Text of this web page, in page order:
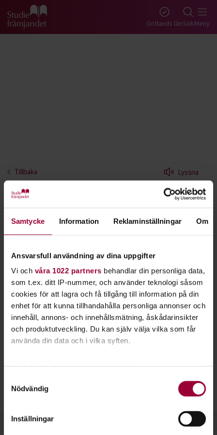
Samtycke Information Reklaminställningar Om
Ansvarsfull användning av dina uppgifter
Vi och våra 1022 partners behandlar din personliga data,
som t.ex. ditt IP-nummer, och använder teknologi såsom
cookies för att lagra och få tillgång till information på din
enhet för att kunna tillhandahålla personliga annonser och
innehåll, annons- och innehållsmätning, åskådarinsikter
och produktutveckling. Du kan själv välja vilka som får
använda din data och i vilka syften.
som kan ha en noggrannhet på upp till flera meter
Ta reda på mer om hur dina personliga uppgifter
Nödvändig
Inställningar
Gå till studiefrämjandets startsida Gotlands länSökMeny
Tillbaka Lyssna
Hjärt- och lungräddning - Gotland
Lär dig första hjälpen vid hjärtstopp. Alla kan lära
sig bröstkompressioner och mun-mot-mun-
metoden. Det kan vara du som räddar nästa liv.
Målet med hjärt- och lungräddningen är att hålla igång
hjärtat tills ambulansen kommer. Det gäller att växla
mellan bröstkompressioner och inblåsningar - att både få
igång hjärtat och att syresätta blodet.
Om någon drabbas av akut hjärtstopp handlar det om att
agera snabbt. Varje minut är viktig och det gäller att veta vad
man ska göra. Hjärt- och lungräddning är därför något som
lungräddning utan utrustning går snabbt att lära sig. Ibland